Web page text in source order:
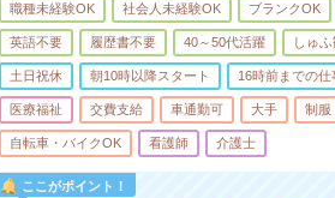
職種未経験OK 社会人未経験OK ブランクOK
英語不要 履歴書不要 40～50代活躍 しゅ
土日祝休 朝10時以降スタート 16時前までの仕
医療福祉 交費支給 車通勤可 大手 制服
自転車・バイクOK 看護師 介護士
ここがポイント！